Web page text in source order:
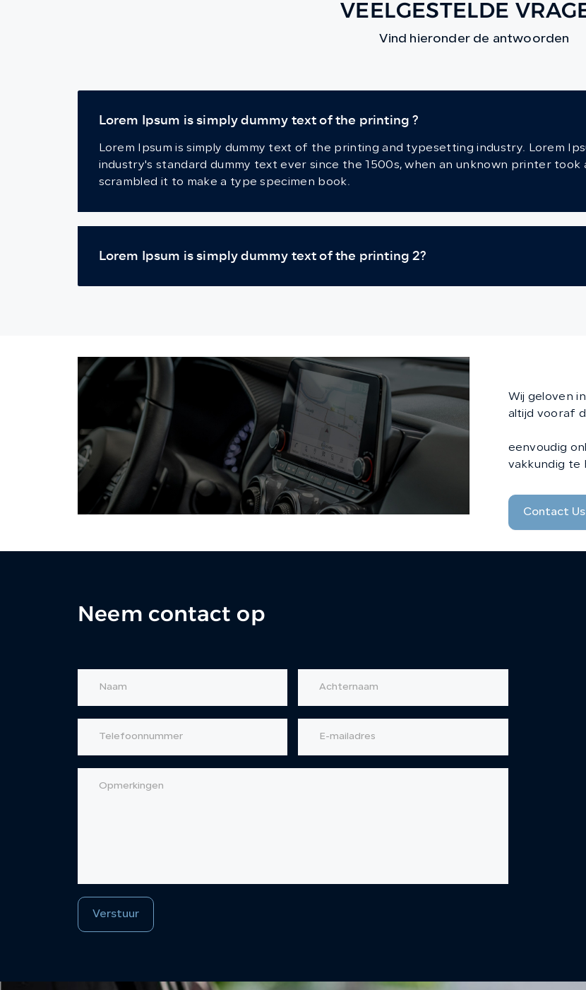
VEELGESTELDE
Vind hieronder de antwoorden
Lorem Ipsum is simply dummy text of the printing ?
Lorem Ipsum is simply dummy text of the printing and typesetting industry. Lorem
industry's standard dummy text ever since the 1500s, when an unknown printer took
scrambled it to make a type specimen book.
Lorem Ipsum is simply dummy text of the printing 2?
Wij geloven
altijd vooraf
eenvoudig
vakkundig te
Contact Us
Neem contact op
Verstuur